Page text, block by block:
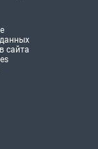
сайта